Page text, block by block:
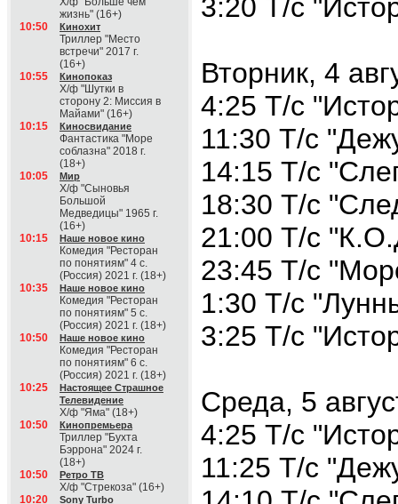
жизнь" (16+)
10:50
Кинохит
Триллер "Место
встречи" 2017 г.
(16+)
10:55
Кинопоказ
Х/ф "Шутки в
сторону 2: Миссия в
Майами" (16+)
10:15
Киносвидание
Фантастика "Море
соблазна" 2018 г.
(18+)
10:05
Мир
Х/ф "Сыновья
Большой
Медведицы" 1965 г.
(16+)
10:15
Наше новое кино
Комедия "Ресторан
по понятиям" 4 с.
(Россия) 2021 г. (18+)
10:35
Наше новое кино
Комедия "Ресторан
по понятиям" 5 с.
(Россия) 2021 г. (18+)
10:50
Наше новое кино
Комедия "Ресторан
по понятиям" 6 с.
(Россия) 2021 г. (18+)
10:25
Настоящее Страшное
Телевидение
Х/ф "Яма" (18+)
10:50
Кинопремьера
Триллер "Бухта
Бэррона" 2024 г.
(18+)
10:50
Ретро ТВ
Х/ф "Стрекоза" (16+)
10:20
Sony Turbo
3:20 Т/с
Вторник, 4
4:25 Т/с
11:30 Т/с
14:15 Т/с
18:30 Т/с
21:00 Т/с
23:45 Т/с
1:30 Т/с
3:25 Т/с
Среда, 5
4:25 Т/с
11:25 Т/с